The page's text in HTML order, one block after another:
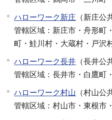
ハローワーク新庄 （新庄公
管轄区域：新庄市・舟形町
町・鮭川村・大蔵村・戸沢
ハローワーク長井 （長井公
管轄区域：長井市・白鷹町
ハローワーク村山 （村山公
管轄区域：村山市・東根市